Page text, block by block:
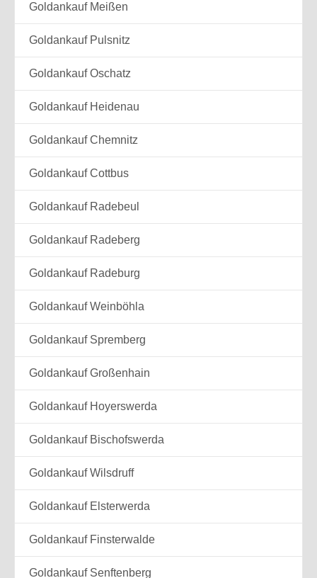
Goldankauf Meißen
Goldankauf Pulsnitz
Goldankauf Oschatz
Goldankauf Heidenau
Goldankauf Chemnitz
Goldankauf Cottbus
Goldankauf Radebeul
Goldankauf Radeberg
Goldankauf Radeburg
Goldankauf Weinböhla
Goldankauf Spremberg
Goldankauf Großenhain
Goldankauf Hoyerswerda
Goldankauf Bischofswerda
Goldankauf Wilsdruff
Goldankauf Elsterwerda
Goldankauf Finsterwalde
Goldankauf Senftenberg